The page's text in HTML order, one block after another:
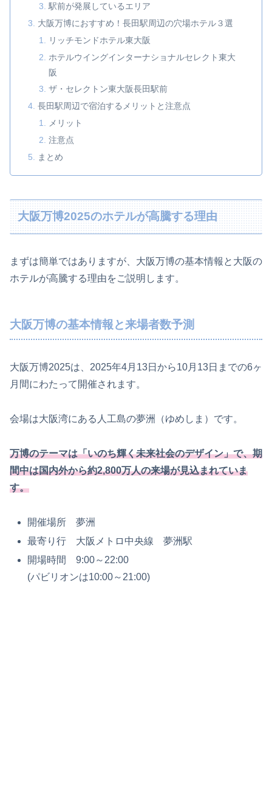
駅前が発展しているエリア
大阪万博におすすめ！長田駅周辺の穴場ホテル３選
リッチモンドホテル東大阪
ホテルウイングインターナショナルセレクト東大
阪
ザ・セレクトン東大阪長田駅前
長田駅周辺で宿泊するメリットと注意点
メリット
注意点
まとめ
大阪万博2025のホテルが高騰する理由
まずは簡単ではありますが、大阪万博の基本情報と大阪の
ホテルが高騰する理由をご説明します。
大阪万博の基本情報と来場者数予測
大阪万博2025は、2025年4月13日から10月13日までの6ヶ
月間にわたって開催されます。
会場は大阪湾にある人工島の夢洲（ゆめしま）です。
万博のテーマは「いのち輝く未来社会のデザイン」で、期
間中は国内外から約2,800万人の来場が見込まれていま
す。
開催場所 夢洲
最寄り行 大阪メトロ中央線 夢洲駅
開場時間 9:00～22:00
(パビリオンは10:00～21:00)